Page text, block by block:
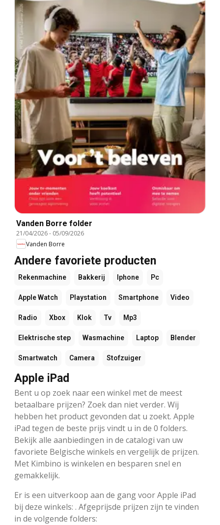
Vanden Borre folder
21/04/2026- 05/09/2026
Vanden Borre
Andere favoriete producten
Rekenmachine Bakkerij Iphone Pc
Apple Watch Playstation Smartphone Video
Radio Xbox Klok Tv Mp3
Elektrische step Wasmachine Laptop Blender
Smartwatch Camera Stofzuiger
Apple iPad
Bent u op zoek naar een winkel met de meest
betaalbare prijzen? Zoek dan niet verder. Wij
hebben het product gevonden dat u zoekt. Apple
iPad tegen de beste prijs vindt u in de 0 folders.
Bekijk alle aanbiedingen in de catalogi van uw
favoriete Belgische winkels en vergelijk de prijzen.
Met Kimbino is winkelen en besparen snel en
gemakkelijk.
Er is een uitverkoop aan de gang voor Apple iPad
bij deze winkels: . Afgeprijsde prijzen zijn te vinden
in de volgende folders: